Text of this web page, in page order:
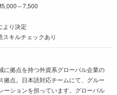
～7,500
より決定
キルチェックあり
に拠点を持つ外資系グローバル企業の
拠点。日本語対応チームにて、グルー
ーションを担っています。グローバル